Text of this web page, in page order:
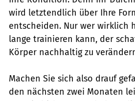
wird letztendlich über Ihre
entscheiden. Nur wer wirklich
lange trainieren kann, der
Körper nachhaltig zu
Machen Sie sich also drauf
den nächsten zwei Monaten